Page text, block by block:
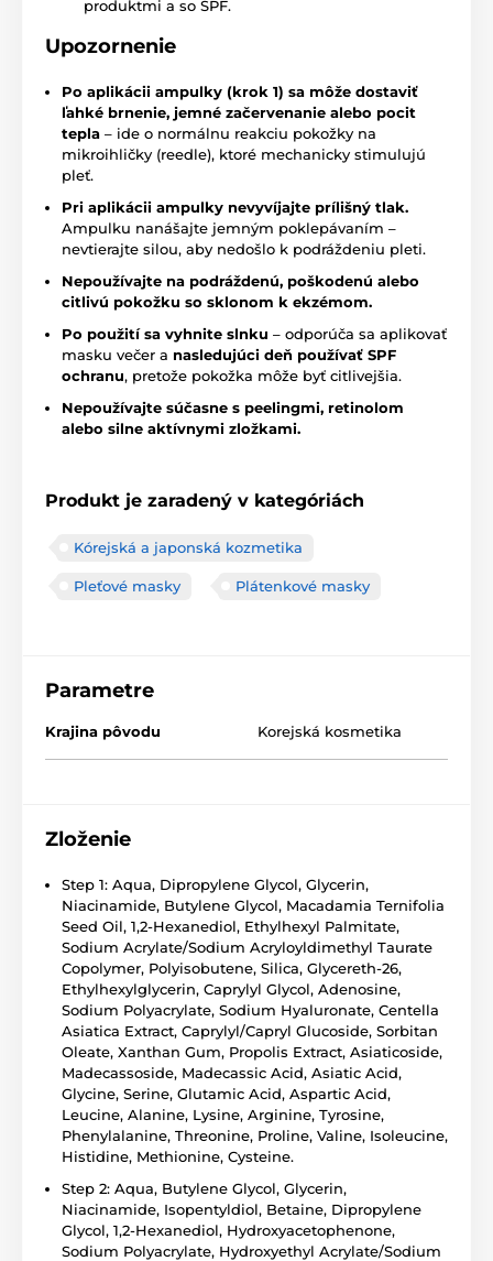
produktmi a so SPF.
Upozornenie
Po aplikácii ampulky (krok 1) sa môže dostaviť
ľahké brnenie, jemné začervenanie alebo pocit
tepla – ide o normálnu reakciu pokožky na
mikroihličky (reedle), ktoré mechanicky stimulujú
pleť.
Pri aplikácii ampulky nevyvíjajte prílišný tlak.
Ampulku nanášajte jemným poklepávaním –
nevtierajte silou, aby nedošlo k podráždeniu pleti.
Nepoužívajte na podráždenú, poškodenú alebo
citlivú pokožku so sklonom k ekzémom.
Po použití sa vyhnite slnku – odporúča sa aplikovať
masku večer a nasledujúci deň používať SPF
ochranu, pretože pokožka môže byť citlivejšia.
Nepoužívajte súčasne s peelingmi, retinolom
alebo silne aktívnymi zložkami.
Produkt je zaradený v kategóriách
Kórejská a japonská kozmetika
Pleťové masky Plátenkové masky
Parametre
Krajina pôvodu Korejská kosmetika
Zloženie
Step 1: Aqua, Dipropylene Glycol, Glycerin,
Niacinamide, Butylene Glycol, Macadamia Ternifolia
Seed Oil, 1,2-Hexanediol, Ethylhexyl Palmitate,
Sodium Acrylate/Sodium Acryloyldimethyl Taurate
Copolymer, Polyisobutene, Silica, Glycereth-26,
Ethylhexylglycerin, Caprylyl Glycol, Adenosine,
Sodium Polyacrylate, Sodium Hyaluronate, Centella
Asiatica Extract, Caprylyl/Capryl Glucoside, Sorbitan
Oleate, Xanthan Gum, Propolis Extract, Asiaticoside,
Madecassoside, Madecassic Acid, Asiatic Acid,
Glycine, Serine, Glutamic Acid, Aspartic Acid,
Leucine, Alanine, Lysine, Arginine, Tyrosine,
Phenylalanine, Threonine, Proline, Valine, Isoleucine,
Histidine, Methionine, Cysteine.
Step 2: Aqua, Butylene Glycol, Glycerin,
Niacinamide, Isopentyldiol, Betaine, Dipropylene
Glycol, 1,2-Hexanediol, Hydroxyacetophenone,
Sodium Polyacrylate, Hydroxyethyl Acrylate/Sodium